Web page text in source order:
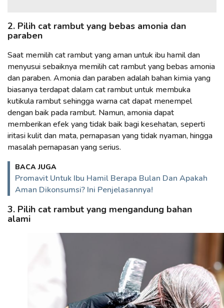
2. Pilih cat rambut yang bebas amonia dan
paraben
Saat memilih cat rambut yang aman untuk ibu hamil dan
menyusui sebaiknya memilih cat rambut yang bebas amonia
dan paraben. Amonia dan paraben adalah bahan kimia yang
biasanya terdapat dalam cat rambut untuk membuka
kutikula rambut sehingga warna cat dapat menempel
dengan baik pada rambut. Namun, amonia dapat
memberikan efek yang tidak baik bagi kesehatan, seperti
iritasi kulit dan mata, pernapasan yang tidak nyaman, hingga
masalah pernapasan yang serius.
BACA JUGA
Promavit Untuk Ibu Hamil Berapa Bulan Dan Apakah
Aman Dikonsumsi? Ini Penjelasannya!
3. Pilih cat rambut yang mengandung bahan
alami